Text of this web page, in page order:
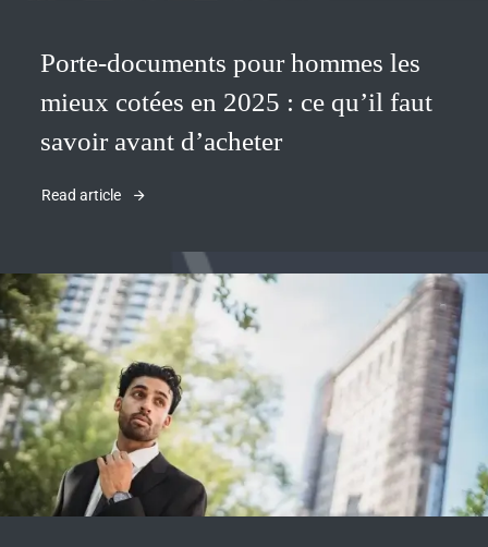
Porte-documents pour hommes les
mieux cotées en 2025 : ce qu’il faut
savoir avant d’acheter
Read article